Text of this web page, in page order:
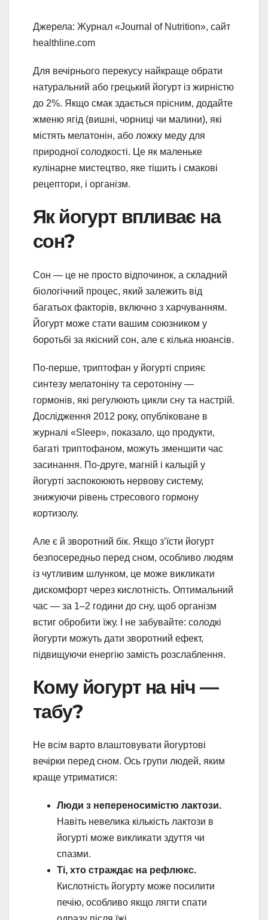
Джерела: Журнал «Journal of Nutrition», сайт
healthline.com
Для вечірнього перекусу найкраще обрати
натуральний або грецький йогурт із жирністю
до 2%. Якщо смак здається прісним, додайте
жменю ягід (вишні, чорниці чи малини), які
містять мелатонін, або ложку меду для
природної солодкості. Це як маленьке
кулінарне мистецтво, яке тішить і смакові
рецептори, і організм.
Як йогурт впливає на
сон?
Сон — це не просто відпочинок, а складний
біологічний процес, який залежить від
багатьох факторів, включно з харчуванням.
Йогурт може стати вашим союзником у
боротьбі за якісний сон, але є кілька нюансів.
По-перше, триптофан у йогурті сприяє
синтезу мелатоніну та серотоніну —
гормонів, які регулюють цикли сну та настрій.
Дослідження 2012 року, опубліковане в
журналі «Sleep», показало, що продукти,
багаті триптофаном, можуть зменшити час
засинання. По-друге, магній і кальцій у
йогурті заспокоюють нервову систему,
знижуючи рівень стресового гормону
кортизолу.
Але є й зворотний бік. Якщо з’їсти йогурт
безпосередньо перед сном, особливо людям
із чутливим шлунком, це може викликати
дискомфорт через кислотність. Оптимальний
час — за 1–2 години до сну, щоб організм
встиг обробити їжу. І не забувайте: солодкі
йогурти можуть дати зворотний ефект,
підвищуючи енергію замість розслаблення.
Кому йогурт на ніч —
табу?
Не всім варто влаштовувати йогуртові
вечірки перед сном. Ось групи людей, яким
краще утриматися:
Люди з непереносимістю лактози.
Навіть невелика кількість лактози в
йогурті може викликати здуття чи
спазми.
Ті, хто страждає на рефлюкс.
Кислотність йогурту може посилити
печію, особливо якщо лягти спати